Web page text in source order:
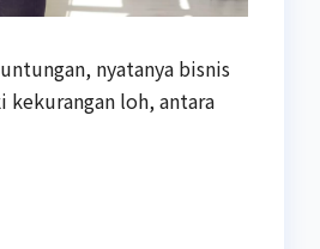
nyatanya bisnis
loh, antara